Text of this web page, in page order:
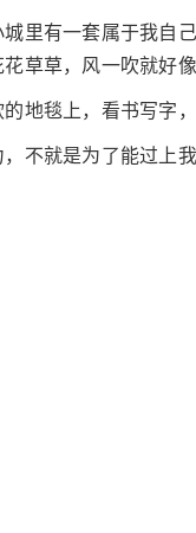
里有一套属于我自
草草，风一吹就好
地毯上，看书写字
不就是为了能过上